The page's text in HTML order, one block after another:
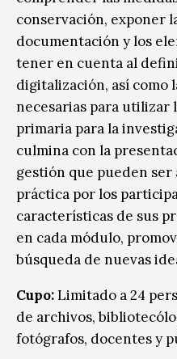
conservación, exponer
documentación y los
tener en cuenta al
digitalización, así como
necesarias para utilizar
primaria para la
culmina con la
gestión que pueden ser
práctica por los
características de sus
en cada módulo,
búsqueda de nuevas
Cupo:Limitado a 24
de archivos,
fotógrafos, docentes y